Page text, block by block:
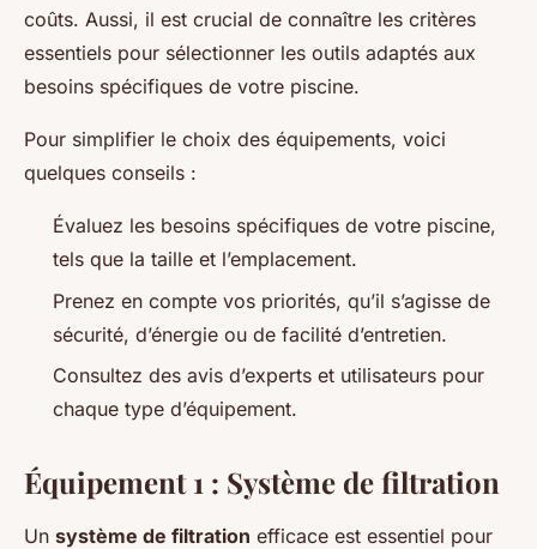
coûts. Aussi, il est crucial de connaître les critères
essentiels pour sélectionner les outils adaptés aux
besoins spécifiques de votre piscine.
Pour simplifier le choix des équipements, voici
quelques conseils :
Évaluez les besoins spécifiques de votre piscine,
tels que la taille et l’emplacement.
Prenez en compte vos priorités, qu’il s’agisse de
sécurité, d’énergie ou de facilité d’entretien.
Consultez des avis d’experts et utilisateurs pour
chaque type d’équipement.
Équipement 1 : Système de filtration
Un système de filtration efficace est essentiel pour